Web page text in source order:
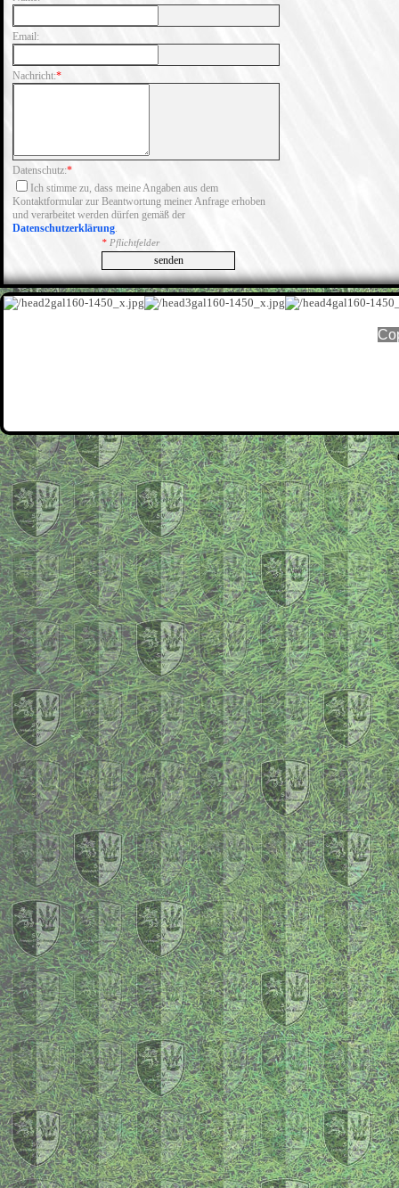
Email:
Nachricht:*
Datenschutz:*
Ich stimme zu, dass meine Angaben aus dem
Kontaktformular zur Beantwortung meiner Anfrage erhoben
und verarbeitet werden dürfen gemäß der
Datenschutzerklärung.
* Pflichtfelder
senden